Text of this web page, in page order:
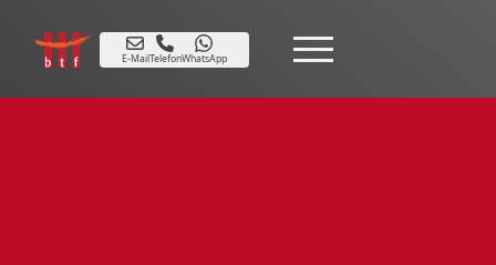
E-MailTelefonWhatsApp